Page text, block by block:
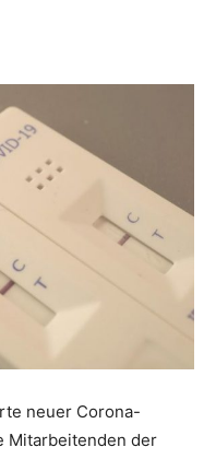
neuer Corona-
Mitarbeitenden der